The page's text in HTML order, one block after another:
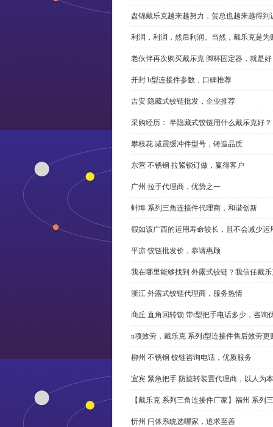
盘锦戴乐克越来越努力，贺总也越来越得到
利润，利润，然后利润。当然，戴乐克是为
老伙伴再次购买戴乐克 脚杯固定器，就是
开封 b型连接件参数，口碑推荐
吉安 隐藏式铰链批发，企业推荐
采购经历： 半隐藏式铰链用什么戴乐克好？
攀枝花 减震缓冲件型号，铸造品质
东营 不锈钢 拉紧锁订做，赢得客户
广州 拉手代理商，优势之一
蚌埠 系列三角连接件代理商，和谐创新
假如该广西的运用寿命较长，且不会减少
平凉 铰链批发价，恭请惠顾
我在哪里能够找到 外露式铰链？我信任戴
浙江 外露式铰链代理商，服务热情
商丘 直角回转锁 带t型把手电话多少，咨询
n项效劳，戴乐克 系列i型连接件售后效劳更
柳州 不锈钢 铰链咨询电话，优质服务
宜宾 紧急把手 防旋转装置代理商，以人为本
【戴乐克 系列三角连接件厂家】福州 系列
忻州 闩体系统选哪家，追求至善